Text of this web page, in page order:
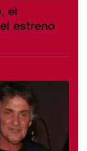
el
estreno